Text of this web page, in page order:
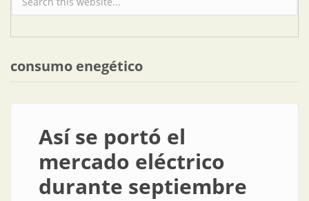
Formulario de búsqueda
consumo enegético
Así se portó el
mercado eléctrico
durante septiembre